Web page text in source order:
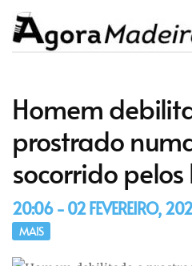
Homem
prostrado
socorrido
20:06 - 02 FEVEREIRO,
MAIS